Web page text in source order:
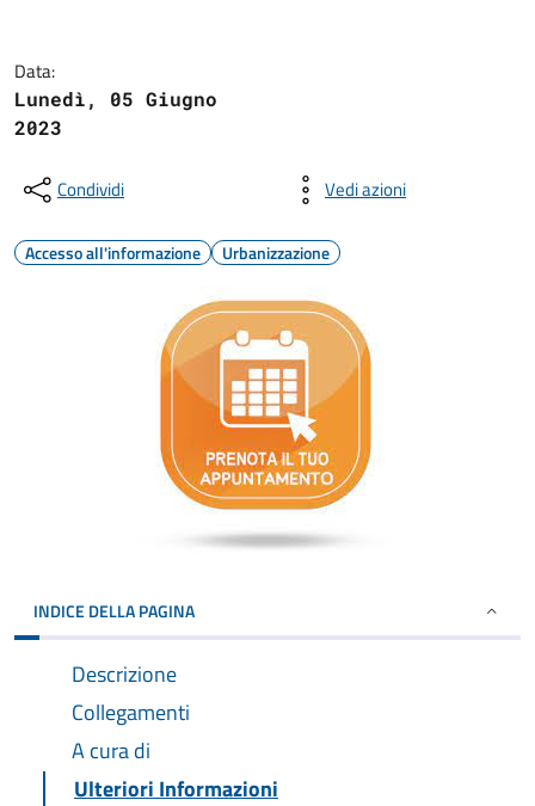
Data:
Lunedì, 05 Giugno
2023
Condividi Vedi azioni
Accesso all'informazione Urbanizzazione
INDICE DELLA PAGINA
Descrizione
Collegamenti
A cura di
Ulteriori Informazioni